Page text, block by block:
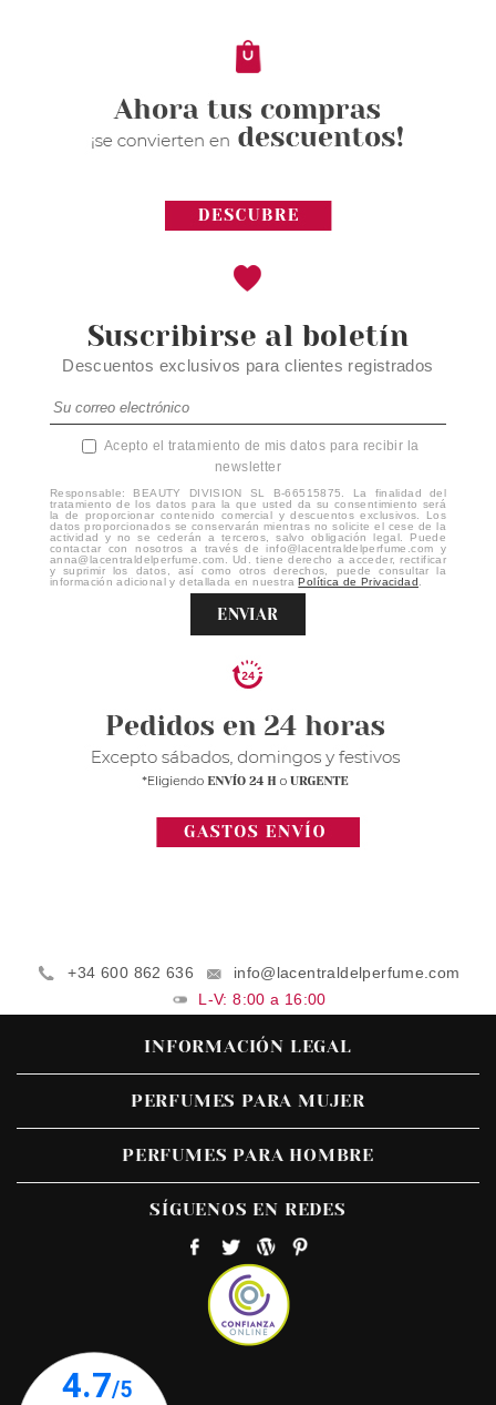
Suscribirse al boletín
Descuentos exclusivos para clientes registrados
Acepto el tratamiento de mis datos para recibir la
newsletter
Responsable: BEAUTY DIVISION SL B-66515875. La finalidad del
tratamiento de los datos para la que usted da su consentimiento será
la de proporcionar contenido comercial y descuentos exclusivos. Los
datos proporcionados se conservarán mientras no solicite el cese de la
actividad y no se cederán a terceros, salvo obligación legal. Puede
contactar con nosotros a través de info@lacentraldelperfume.com y
anna@lacentraldelperfume.com. Ud. tiene derecho a acceder, rectificar
y suprimir los datos, así como otros derechos, puede consultar la
información adicional y detallada en nuestraPolítica de Privacidad
ENVIAR
+34 600 862 636
info@lacentraldelperfume.com
L-V: 8:00 a 16:00
INFORMACIÓN LEGAL
PERFUMES PARA MUJER
PERFUMES PARA HOMBRE
SÍGUENOS EN REDES